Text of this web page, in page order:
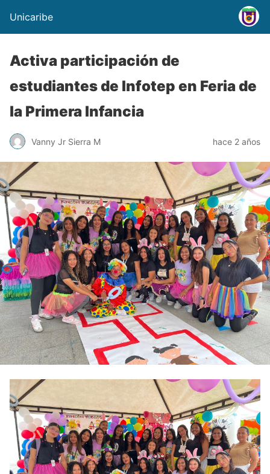
Unicaribe
Activa participación de
estudiantes de Infotep en Feria de
la Primera Infancia
Vanny Jr Sierra M hace 2 años